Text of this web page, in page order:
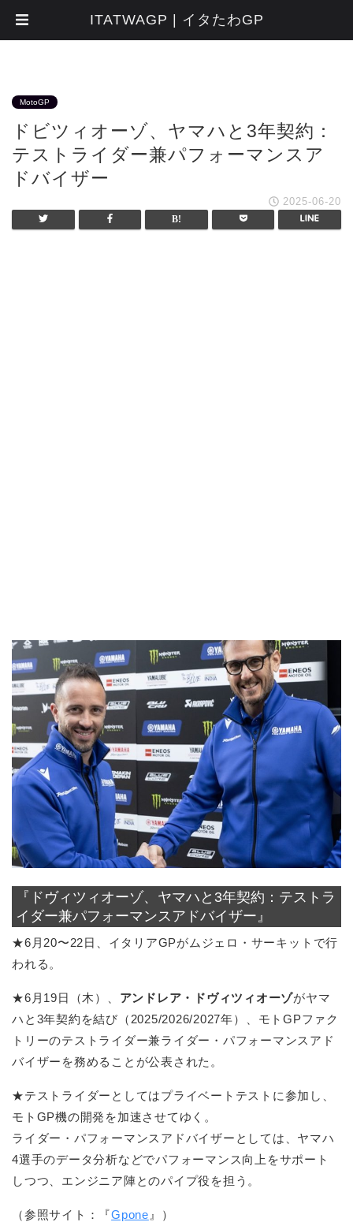
MotoGP
ドビツィオーゾ、ヤマハと3年契約：
テストライダー兼パフォーマンスア
ドバイザー
2025-06-20
『ドヴィツィオーゾ、ヤマハと3年契約：テストラ
イダー兼パフォーマンスアドバイザー』
★6月20〜22日、イタリアGPがムジェロ・サーキットで行
われる。
★6月19日（木）、 アンドレア・ドヴィツィオーゾがヤマ
ハと3年契約を結び（2025/2026/2027年）、モトGPファク
トリーのテストライダー兼ライダー・パフォーマンスアド
バイザーを務めることが公表された。
★テストライダーとしてはプライベートテストに参加し、
モトGP機の開発を加速させてゆく。
ライダー・パフォーマンスアドバイザーとしては、ヤマハ
4選手のデータ分析などでパフォーマンス向上をサポート
しつつ、エンジニア陣とのパイプ役を担う。
（参照サイト：『Gpone 』）
ITATWAGP | イタたわGP